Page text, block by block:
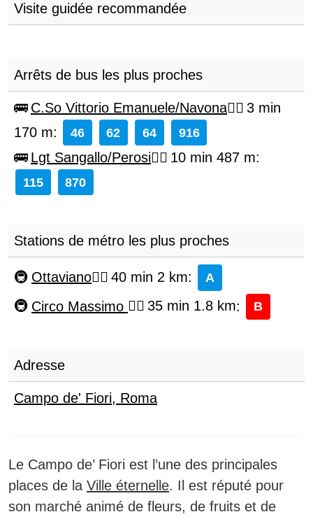
Visite guidée recommandée
Arrêts de bus les plus proches
C.So Vittorio Emanuele/Navona
3 min
170 m: 46 62 64 916
Lgt Sangallo/Perosi 10 min 487 m:
115 870
Stations de métro les plus proches
Ottaviano 40 min 2 km: A
Circo Massimo 35 min 1.8 km: B
Adresse
Campo de' Fiori, Roma
Le Campo de’ Fiori est l’une des principales
places de la Ville éternelle. Il est réputé pour
son marché animé de fleurs, de fruits et de